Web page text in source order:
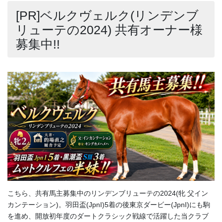
[PR]ベルクヴェルク(リンデンブ
リューテの2024) 共有オーナー様
募集中!!
こちら、共有馬主募集中のリンデンブリューテの2024(牝 父イン
カンテーション)。羽田盃(JpnI)5着の後東京ダービー(JpnI)にも駒
を進め、開放初年度のダートクラシック戦線で活躍した当クラブ